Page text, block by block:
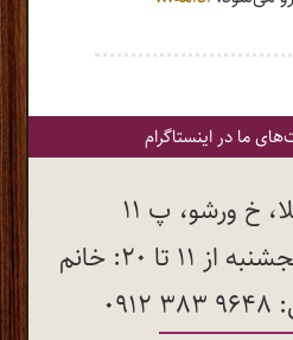
ما در اینستاگرام
خ ورشو، پ 11
تلفن: از شنبه تا پنجشنبه از 11 تا 20: خانم
0912 383 9648